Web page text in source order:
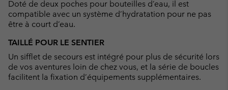
Doté de deux poches pour bouteilles d’eau, il est
compatible avec un système d’hydratation pour ne pas
être à court d’eau.
TAILLÉ POUR LE SENTIER
Un sifflet de secours est intégré pour plus de sécurité lors
de vos aventures loin de chez vous, et la série de boucles
facilitent la fixation d’équipements supplémentaires.